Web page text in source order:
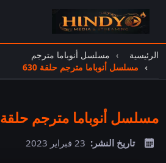
الرئيسية
مسلسل أنوباما مترجم
مسلسل أنوباما مترجم حلقة 630
مسلسل أنوباما مترجم حلقة 630
تاريخ النشر: 23 فبراير 2023